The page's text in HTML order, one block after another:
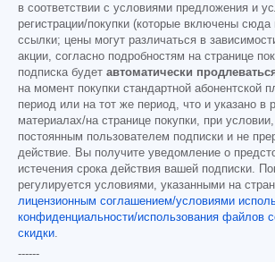
в соответствии с условиями предложения и
регистрации/покупки (которые включены сюда
ссылки; цены могут различаться в
акции, согласно подробностям на странице
подписка будет автоматически
на момент покупки стандартной абонентской
период или на тот же период, что и указано в
материалах/на странице покупки, при
постоянным пользователем подписки и не
действие. Вы получите уведомление о
истечения срока действия вашей подписки.
регулируется условиями, указанными на
лицензионным соглашением/условиями
конфиденциальности/использования файлов
скидки.
------